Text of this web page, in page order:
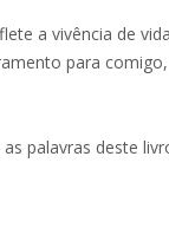
a vivência de
para
palavras deste